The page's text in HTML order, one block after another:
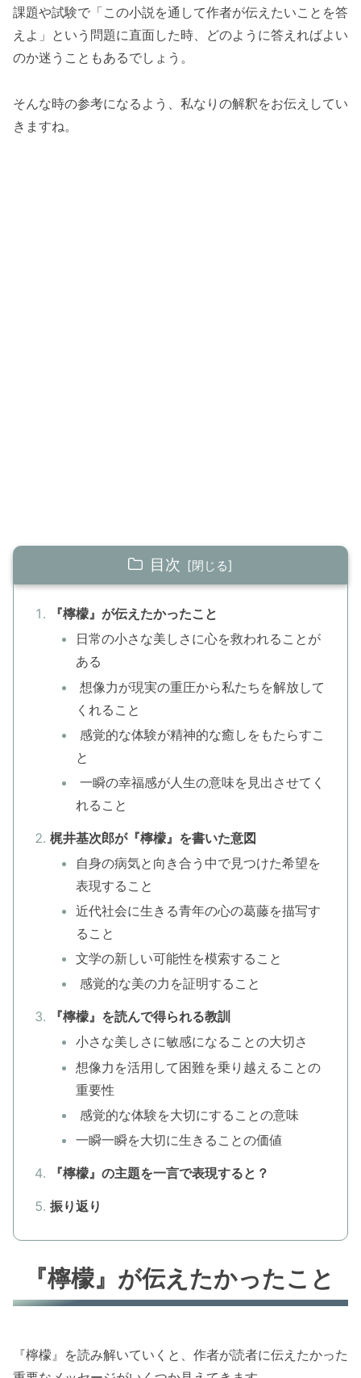
課題や試験で「この小説を通して作者が伝えたいことを答
えよ」という問題に直面した時、どのように答えればよい
のか迷うこともあるでしょう。
そんな時の参考になるよう、私なりの解釈をお伝えしてい
きますね。
目次
『檸檬』が伝えたかったこと
日常の小さな美しさに心を救われることが
ある
想像力が現実の重圧から私たちを解放して
くれること
感覚的な体験が精神的な癒しをもたらすこ
と
一瞬の幸福感が人生の意味を見出させてく
れること
梶井基次郎が『檸檬』を書いた意図
自身の病気と向き合う中で見つけた希望を
表現すること
近代社会に生きる青年の心の葛藤を描写す
ること
文学の新しい可能性を模索すること
感覚的な美の力を証明すること
『檸檬』を読んで得られる教訓
小さな美しさに敏感になることの大切さ
想像力を活用して困難を乗り越えることの
重要性
感覚的な体験を大切にすることの意味
一瞬一瞬を大切に生きることの価値
『檸檬』の主題を一言で表現すると？
振り返り
『檸檬』が伝えたかったこと
『檸檬』を読み解いていくと、作者が読者に伝えたかった